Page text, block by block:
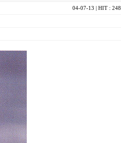
04-07-13 | HIT : 248